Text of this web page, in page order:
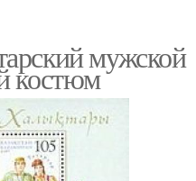
мужской
костюм